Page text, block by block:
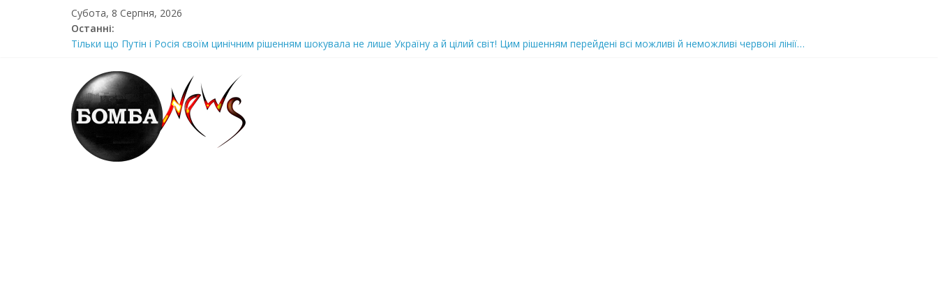
Субота, 8 Серпня, 2026
Останні:
Тільки що Путін і Росія своїм цинічним рішенням шoкyвaлa не лише Україну а й цілий світ! Цим рішенням перейдені всі можливі й неможливі червоні лінії…
Щойно! Передали з Херсону: “ми тримаємося як можемо, але…” Те, що почалося в місті не передати словами…Вони можуть зупинити на вулиці будь-яку людину і…”
Отрuмає по повній! Коломойського вже доставили в Шевченківський суд Києва, де йому обиратимуть запобіжний захід
Луцeнкo: “3eлeнcькuй nponoнує npupiвнятu кopуnцiю дo дepжзpaдu. Пoкu щo кopуnцioнepu уcniшнo тuxeнькo йдуть з nocaд «в лєc»…” В чoму лoгiкa?